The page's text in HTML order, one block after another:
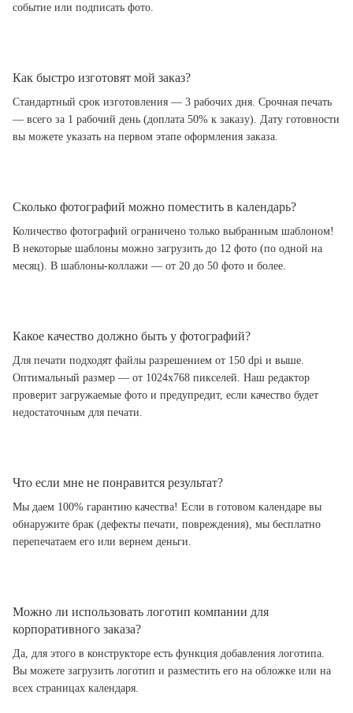
событие или подписать фото.
Как быстро изготовят мой заказ?
Стандартный срок изготовления — 3 рабочих дня. Срочная печать
— всего за 1 рабочий день (доплата 50% к заказу). Дату готовности
вы можете указать на первом этапе оформления заказа.
Сколько фотографий можно поместить в календарь?
Количество фотографий ограничено только выбранным шаблоном!
В некоторые шаблоны можно загрузить до 12 фото (по одной на
месяц). В шаблоны-коллажи — от 20 до 50 фото и более.
Какое качество должно быть у фотографий?
Для печати подходят файлы разрешением от 150 dpi и выше.
Оптимальный размер — от 1024x768 пикселей. Наш редактор
проверит загружаемые фото и предупредит, если качество будет
недостаточным для печати.
Что если мне не понравится результат?
Мы даем 100% гарантию качества! Если в готовом календаре вы
обнаружите брак (дефекты печати, повреждения), мы бесплатно
перепечатаем его или вернем деньги.
Можно ли использовать логотип компании для
корпоративного заказа?
Да, для этого в конструкторе есть функция добавления логотипа.
Вы можете загрузить логотип и разместить его на обложке или на
всех страницах календаря.